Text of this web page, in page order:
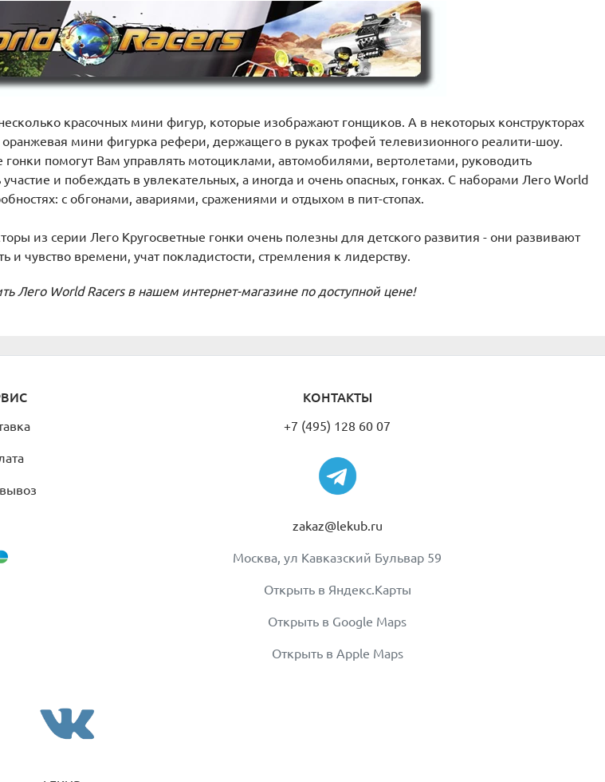
красочных мини фигур, которые изображают гонщиков. А в некоторых конструкторах
оранжевая мини фигурка рефери, держащего в руках трофей телевизионного реалити-шоу.
гонки помогут Вам управлять мотоциклами, автомобилями, вертолетами, руководить
и побеждать в увлекательных, а иногда и очень опасных, гонках. С наборами Лего World
с обгонами, авариями, сражениями и отдыхом в пит-стопах.
из серии Лего Кругосветные гонки очень полезны для детского развития - они развивают
чувство времени, учат покладистости, стремления к лидерству.
Лего World Racersв нашем интернет-магазине по доступной цене!
КОНТАКТЫ
+7 (495) 128 60 07
zakaz@lekub.ru
Москва, ул Кавказский Бульвар 59
Открыть в Яндекс.Карты
Открыть в Google Maps
Открыть в Apple Maps